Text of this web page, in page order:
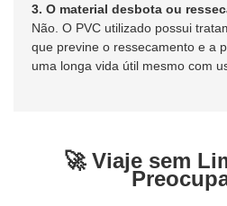
3. O material desbota ou
Não. O PVC utilizado possui
que previne o ressecamento e a
uma longa vida útil mesmo com
🚀 Viaje sem